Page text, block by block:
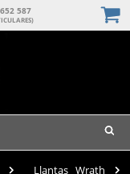
587
Llantas Wrath